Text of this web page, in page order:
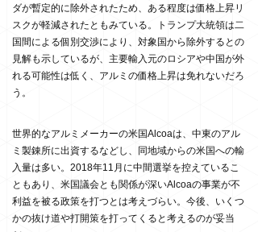
ダが暫定的に除外されたため、ある程度は価格上昇リ
スクが軽減されたともみている。トランプ大統領は二
国間による個別交渉により、対象国から除外するとの
見解も示しているが、主要輸入元のロシアや中国が外
れる可能性は低く、アルミの価格上昇は免れないだろ
う。
世界的なアルミメーカーの米国Alcoaは、中東のアル
ミ製錬所に出資するなどし、同地域からの米国への輸
入量は多い。2018年11月に中間選挙を控えているこ
ともあり、米国議会とも関係が深いAlcoaの事業が不
利益を被る政策を打つとは考えづらい。今後、いくつ
かの抜け道や打開策を打ってくると考えるのが妥当